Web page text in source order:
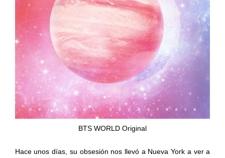
BTS WORLD Original
Hace unos días, su obsesión nos llevó a Nueva York a ver a